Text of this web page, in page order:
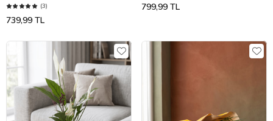
(3)
739,99 TL
799,99 TL